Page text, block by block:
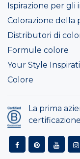
Ispirazione per gli
Colorazione della
Distributori di
Formule colore
Your Style
Colore
La prima